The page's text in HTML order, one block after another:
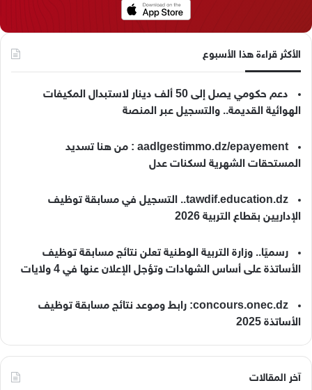
الأكثر قراءة هذا الأسبوع
دعم حكومي يصل إلى 50 ألف دينار لاستبدال المكيفات
الهوائية القديمة.. والتسجيل عبر المنصة
aadlgestimmo.dz/epayement : من هنا تسديد
المستحقات الشهرية لسكنات عدل
tawdif.education.dz.. التسجيل في مسابقة توظيف
الإداريين بقطاع التربية 2026
رسميًا.. وزارة التربية الوطنية تعلن نتائج مسابقة توظيف
الأساتذة على أساس الشهادات وتؤجل الإعلان عنها في 4 ولايات
concours.onec.dz: رابط وموعد نتائج مسابقة توظيف
الأساتذة 2025
آخر المقالات